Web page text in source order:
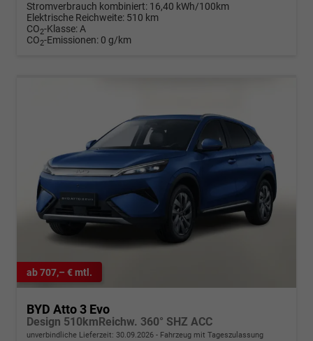
Stromverbrauch kombiniert: 16,40 kWh/100km
Elektrische Reichweite: 510 km
CO2-Klasse:A
CO2-Emissionen: 0 g/km
ab 707,– € mtl.
BYD Atto 3 Evo
Design 510kmReichw. 360° SHZ ACC
unverbindliche Lieferzeit: 30.09.2026 Fahrzeug mit Tageszulassung